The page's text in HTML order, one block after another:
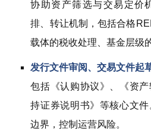
协助资产筛选与交易定价
排、转让机制，包括合格
载体的税收处理、基金层级
发行文件审阅、交易文件起
包括《认购协议》、《资
持证券说明书》等核心文
边界，控制运营风险。